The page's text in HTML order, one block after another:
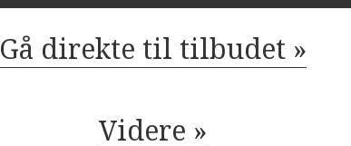
Danske
Gå direkte til tilbudet »
Videre »